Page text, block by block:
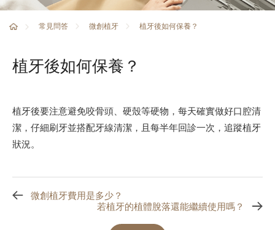
常見問答 微創植牙 植牙後如何保養？
植牙後如何保養？
植牙後要注意避免咬骨頭、硬殼等硬物，每天確實做好口腔清
潔，仔細刷牙並搭配牙線清潔，且每半年回診一次，追蹤植牙
狀況。
微創植牙費用是多少？
若植牙的植體脫落還能繼續使用嗎？